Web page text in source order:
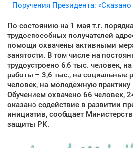
Поручения Президента:
По состоянию на 1 мая т.г.
трудоспособных получателей
помощи охвачены активными
занятости. В том числе на
трудоустроено 6,6 тыс. человек,
работы – 3,6 тыс., на социальные
человек, на молодежную практику
Обучением охвачено 66 человек,
оказано содействие в развитии
инициатив, сообщает
защиты РК.